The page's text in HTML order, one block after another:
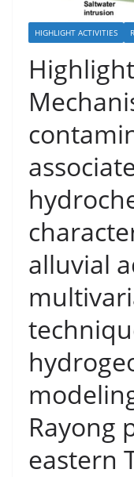
HIGHLIGHT ACTIVITIES
alluvial
Rayong
eastern